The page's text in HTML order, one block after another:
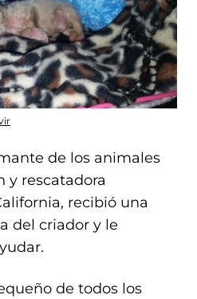
de los animales
y rescatadora
recibió una
del criador y le
de todos los